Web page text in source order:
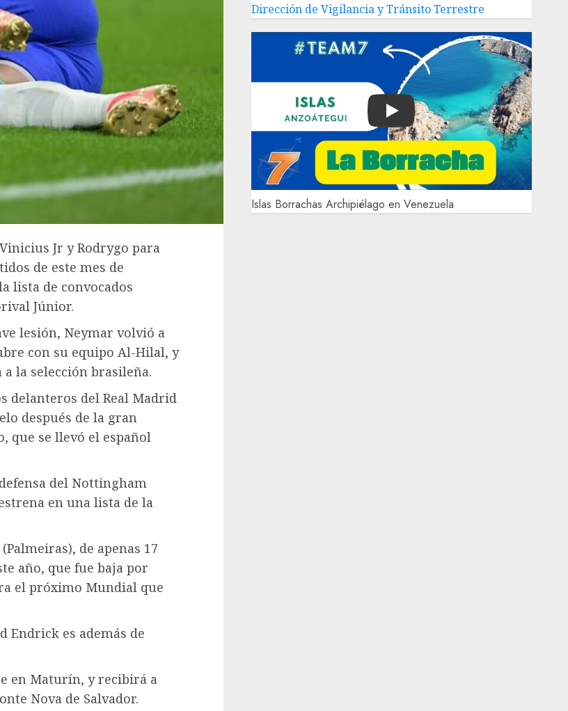
Jr y Rodrygo para
de este mes de
lista de convocados
Júnior.
lesión, Neymar volvió a
con su equipo Al-Hilal, y
la selección brasileña.
delanteros del Real Madrid
después de la gran
que se llevó el español
del Nottingham
en una lista de la
de apenas 17
año, que fue baja por
el próximo Mundial que
Endrick es además de
en Maturín, y recibirá a
Nova de Salvador.
Dirección de Vigilancia y Tránsito Terrestre
Play
Islas Borrachas Archipiélago en Venezuela